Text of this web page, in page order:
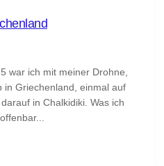
war ich mit meiner Drohne,
in Griechenland, einmal auf
in Chalkidiki. Was ich